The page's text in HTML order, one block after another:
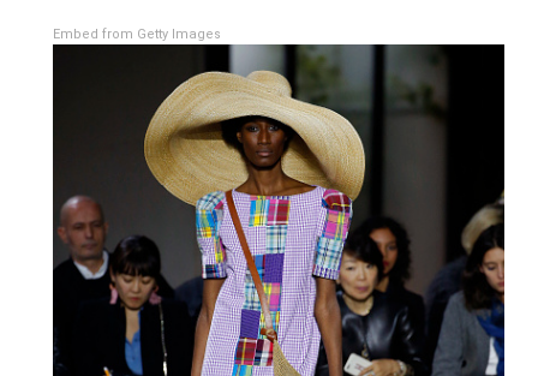
Embed from Getty Images